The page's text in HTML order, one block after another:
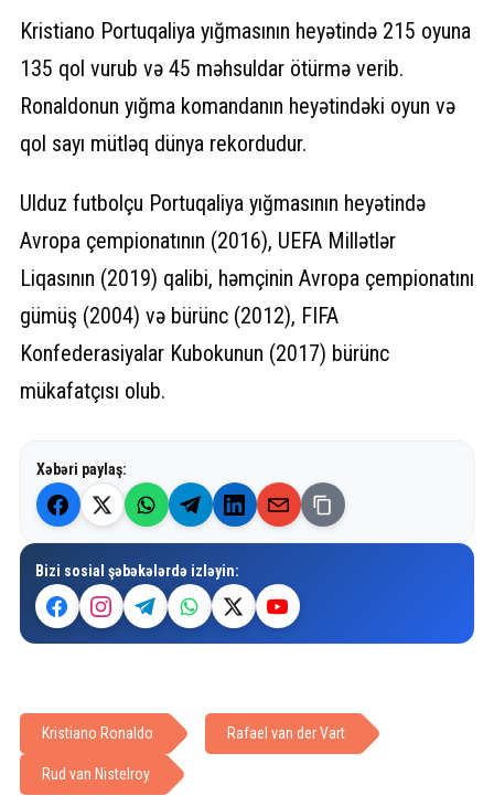
Kristiano Portuqaliya yığmasının heyətində 215 oyuna
135 qol vurub və 45 məhsuldar ötürmə verib.
Ronaldonun yığma komandanın heyətindəki oyun və
qol sayı mütləq dünya rekordudur.
Ulduz futbolçu Portuqaliya yığmasının heyətində
Avropa çempionatının (2016), UEFA Millətlər
Liqasının (2019) qalibi, həmçinin Avropa çempionatını
gümüş (2004) və bürünc (2012), FIFA
Konfederasiyalar Kubokunun (2017) bürünc
mükafatçısı olub.
Xəbəri paylaş:
Bizi sosial şəbəkələrdə izləyin:
Kristiano Ronaldo Rafael van der Vart
Rud van Nistelroy